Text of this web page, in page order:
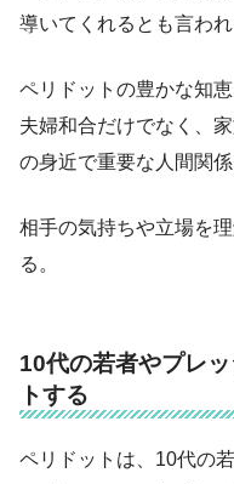
導いてくれるとも言われ
ペリドットの豊かな知
夫婦和合だけでなく、
の身近で重要な人間関
相手の気持ちや立場を
る。
10代の若者やプレ
トする
ペリドットは、10代の